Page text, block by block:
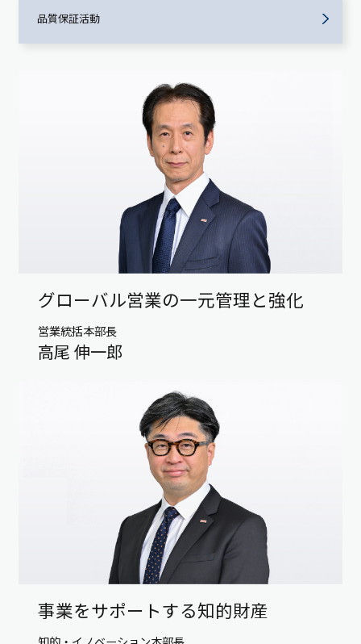
品質保証活動
グローバル営業の一元管理と強化
営業統括本部長
高尾 伸一郎
事業をサポートする知的財産